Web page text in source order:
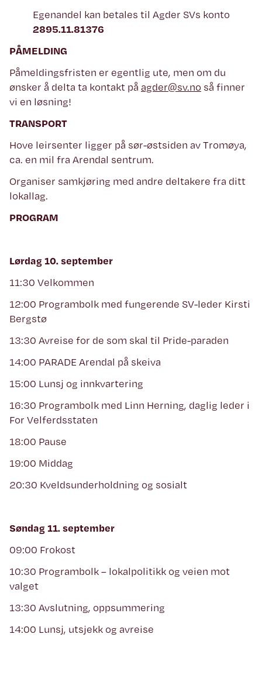
Egenandel kan betales til Agder SVs konto
2895.11.81376
PÅMELDING
Påmeldingsfristen er egentlig ute, men om du
ønsker å delta ta kontakt på agder@sv.no så finner
vi en løsning!
TRANSPORT
Hove leirsenter ligger på sør-østsiden av Tromøya,
ca. en mil fra Arendal sentrum.
Organiser samkjøring med andre deltakere fra ditt
lokallag.
PROGRAM
Lørdag 10. september
11:30 Velkommen
12:00 Programbolk med fungerende SV-leder Kirsti
Bergstø
13:30 Avreise for de som skal til Pride-paraden
14:00 PARADE Arendal på skeiva
15:00 Lunsj og innkvartering
16:30 Programbolk med Linn Herning, daglig leder i
For Velferdsstaten
18:00 Pause
19:00 Middag
20:30 Kveldsunderholdning og sosialt
Søndag 11. september
09:00 Frokost
10:30 Programbolk – lokalpolitikk og veien mot
valget
13:30 Avslutning, oppsummering
14:00 Lunsj, utsjekk og avreise